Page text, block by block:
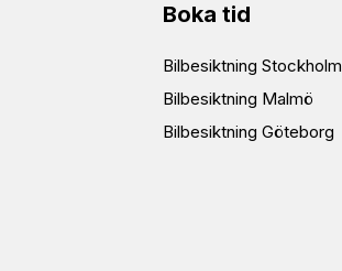
Boka tid
Bilbesiktning Stockholm
Bilbesiktning Malmö
Bilbesiktning Göteborg